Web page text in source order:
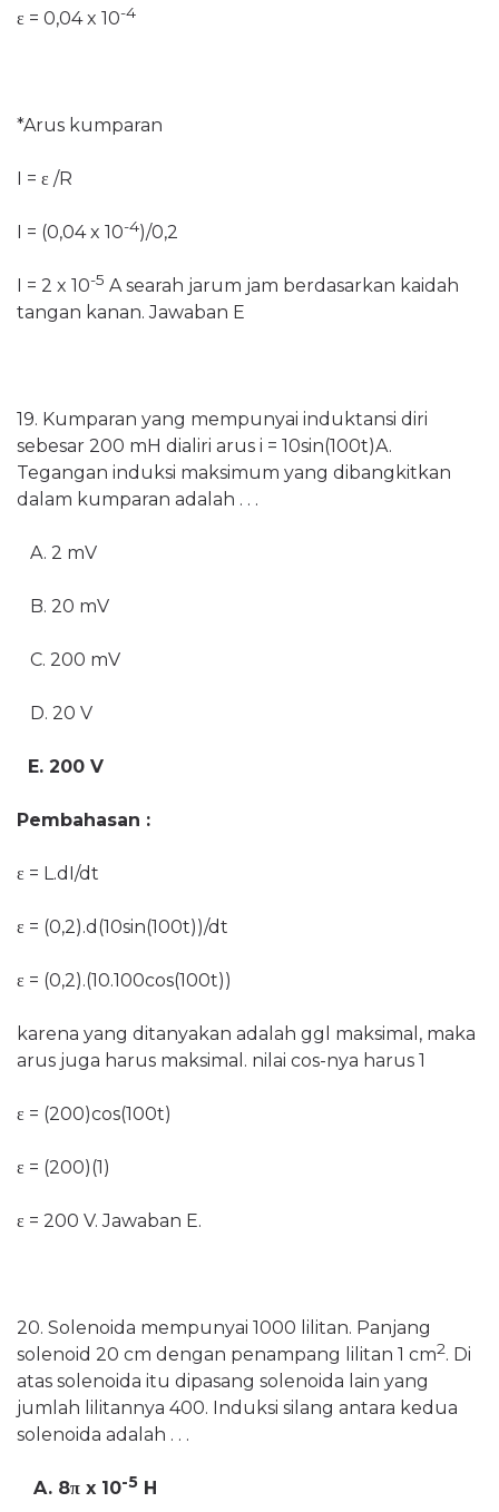
ε = 0,04 x 10-4
*Arus kumparan
I = ε /R
I = (0,04 x 10-4)/0,2
I = 2 x 10-5 A searah jarum jam berdasarkan kaidah
tangan kanan. Jawaban E
19. Kumparan yang mempunyai induktansi diri
sebesar 200 mH dialiri arus i = 10sin(100t)A.
Tegangan induksi maksimum yang dibangkitkan
dalam kumparan adalah . . .
A. 2 mV
B. 20 mV
C. 200 mV
D. 20 V
E. 200 V
Pembahasan :
ε = L.dI/dt
ε = (0,2).d(10sin(100t))/dt
ε = (0,2).(10.100cos(100t))
karena yang ditanyakan adalah ggl maksimal, maka
arus juga harus maksimal. nilai cos-nya harus 1
ε = (200)cos(100t)
ε = (200)(1)
ε = 200 V. Jawaban E.
20. Solenoida mempunyai 1000 lilitan. Panjang
solenoid 20 cm dengan penampang lilitan 1 cm2. Di
atas solenoida itu dipasang solenoida lain yang
jumlah lilitannya 400. Induksi silang antara kedua
solenoida adalah . . .
A. 8π x 10-5 H